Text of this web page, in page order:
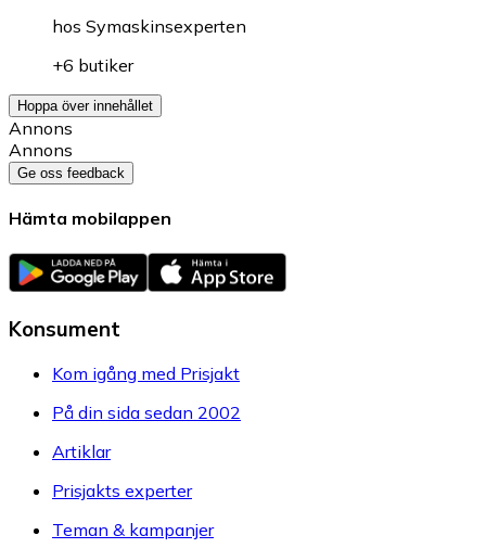
hos Symaskinsexperten
+6 butiker
Hoppa över innehållet
Annons
Annons
Ge oss feedback
Hämta mobilappen
Konsument
Kom igång med Prisjakt
På din sida sedan 2002
Artiklar
Prisjakts experter
Teman & kampanjer